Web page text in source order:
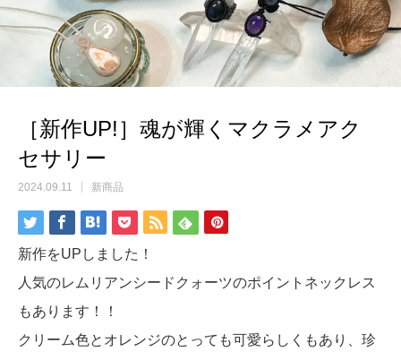
［新作UP!］魂が輝くマクラメアク
セサリー
2024.09.11 新商品
新作をUPしました！
人気のレムリアンシードクォーツのポイントネックレス
もあります！！
クリーム色とオレンジのとっても可愛らしくもあり、珍